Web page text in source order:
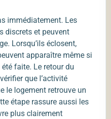
immédiatement. Les
discrets et peuvent
Lorsqu’ils éclosent,
apparaître même si
faite. Le retour du
que l’activité
le logement retrouve un
étape rassure aussi les
plus clairement